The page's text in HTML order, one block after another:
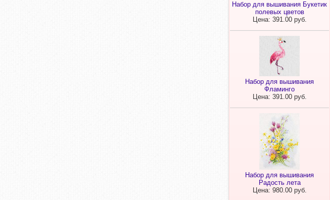
Набор для вышивания Букетик
полевых цветов
Цена: 391.00 руб.
Набор для вышивания
Фламинго
Цена: 391.00 руб.
Набор для вышивания
Радость лета
Цена: 980.00 руб.